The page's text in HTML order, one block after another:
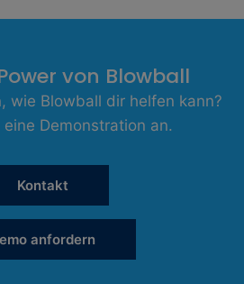
von Blowball
wie Blowball dir helfen kann?
Demonstration an.
Kontakt
anfordern